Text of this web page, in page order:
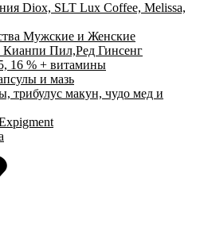
Diox, SLT Lux Coffee, Melissa,
Мужские и Женские
Пил,Ред Гинсенг
16 % + витамины
и мазь
трибулус макун, чудо мед и